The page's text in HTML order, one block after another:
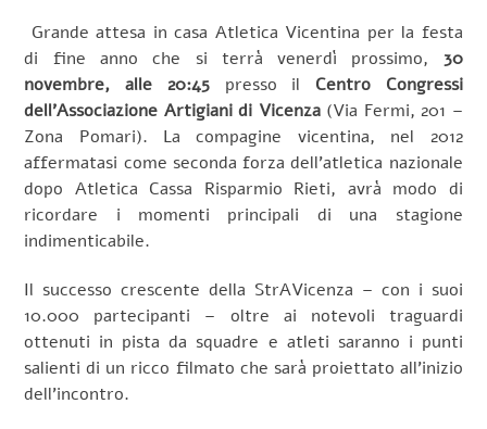
Grande attesa in casa Atletica Vicentina per la festa
di fine anno che si terrà venerdì
prossimo, 30
novembre, alle 20:45 presso il Centro Congressi
dell’Associazione Artigiani di Vicenza(Via Fermi, 201 –
Zona Pomari). La compagine vicentina, nel 2012
affermatasi come seconda forza dell’atletica nazionale
dopo Atletica Cassa Risparmio Rieti, avrà modo di
ricordare i momenti principali di una stagione
indimenticabile.
Il successo crescente della StrAVicenza – con i suoi
10.000 partecipanti – oltre ai notevoli traguardi
ottenuti in pista da squadre e atleti saranno i punti
salienti di un ricco filmato che sarà proiettato all’inizio
dell’incontro.